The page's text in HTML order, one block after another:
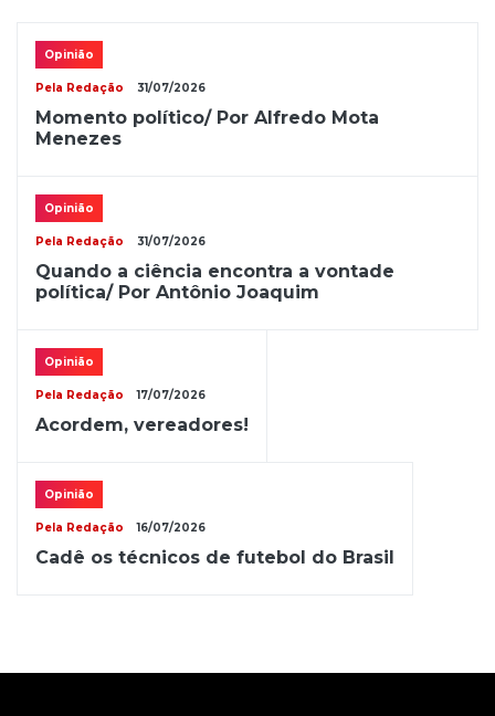
Opinião
Pela Redação 31/07/2026
Momento político/ Por Alfredo Mota
Menezes
Opinião
Pela Redação 31/07/2026
Quando a ciência encontra a vontade
política/ Por Antônio Joaquim
Opinião
Pela Redação 17/07/2026
Acordem, vereadores!
Opinião
Pela Redação 16/07/2026
Cadê os técnicos de futebol do Brasil